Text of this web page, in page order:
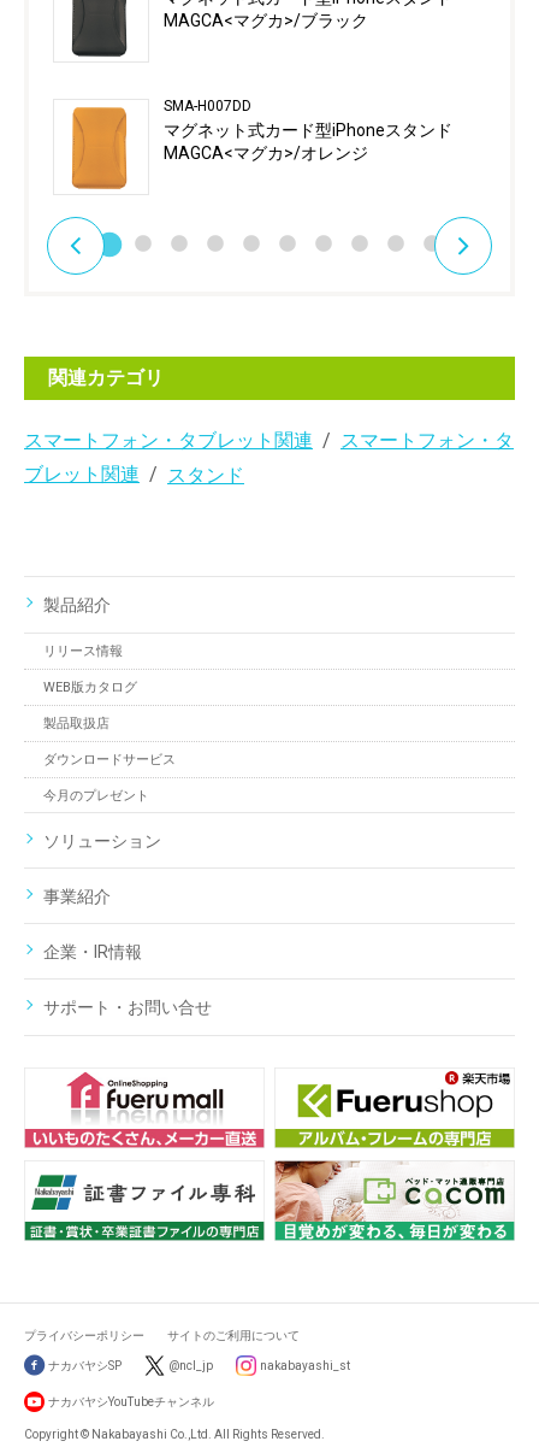
MAGCA<マグカ>/ブラック
SMA-H007DD
マグネット式カード型iPhoneスタンド
MAGCA<マグカ>/オレンジ
関連カテゴリ
スマートフォン・タブレット関連
スマートフォン・タ
ブレット関連
スタンド
製品紹介
リリース情報
WEB版カタログ
製品取扱店
ダウンロードサービス
今月のプレゼント
ソリューション
事業紹介
企業・IR情報
サポート・お問い合せ
プライバシーポリシー サイトのご利用について
ナカバヤシSP @ncl_jp nakabayashi_st
ナカバヤシYouTubeチャンネル
Copyright © Nakabayashi Co.,Ltd. All Rights Reserved.